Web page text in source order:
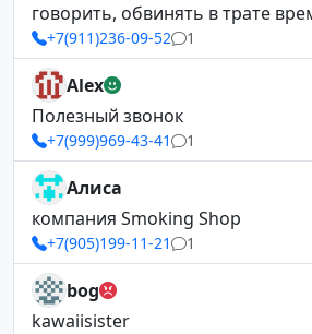
говорить, обвинять в трате
+7(911)236-09-52 1
Alex
Полезный звонок
+7(999)969-43-41 1
Алиса
компания Smoking Shop
+7(905)199-11-21 1
bog
kawaiisister